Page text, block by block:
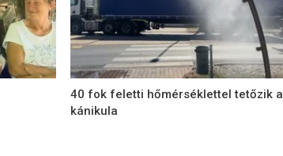
40 fok feletti hőmérséklettel tetőzik a
kánikula